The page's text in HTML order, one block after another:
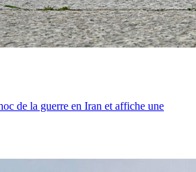
de la guerre en Iran et affiche une